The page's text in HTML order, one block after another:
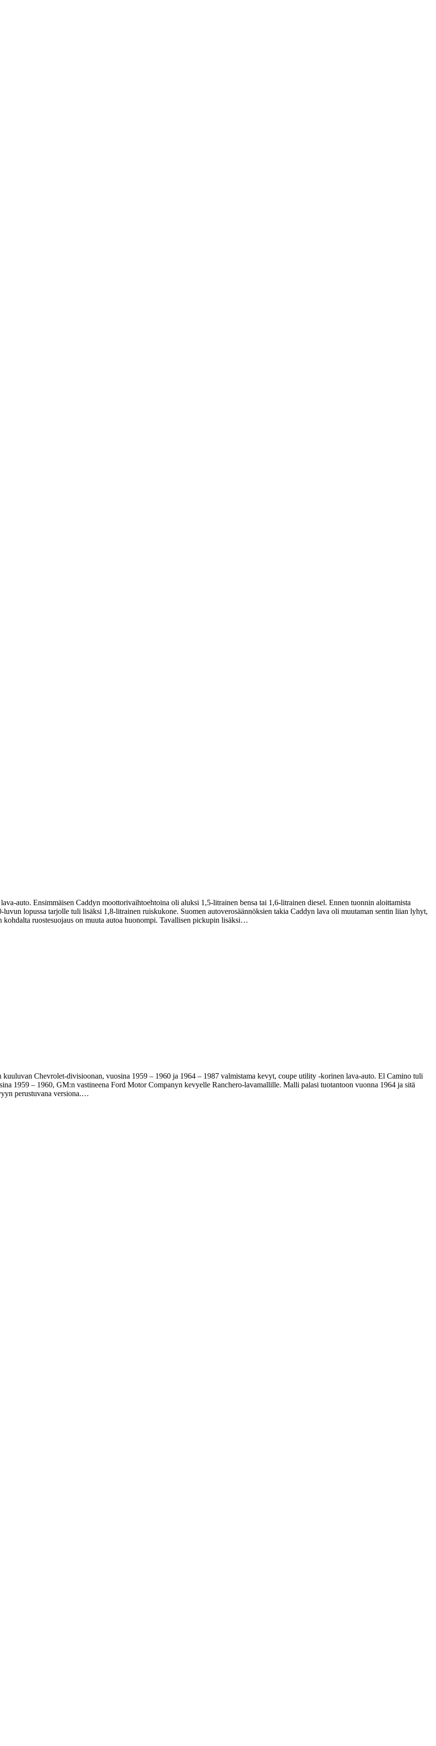
auto. Ensimmäisen Caddyn moottorivaihtoehtoina oli aluksi 1,5-litrainen bensa tai 1,6-litrainen diesel. Ennen tuonnin aloittamista
lopussa tarjolle tuli lisäksi 1,8-litrainen ruiskukone. Suomen autoverosäännöksien takia Caddyn lava oli muutaman sentin liian lyhyt,
kohdalta ruostesuojaus on muuta autoa huonompi. Tavallisen pickupin lisäksi…
Chevrolet-divisioonan, vuosina 1959 – 1960 ja 1964 – 1987 valmistama kevyt, coupe utility -korinen lava-auto. El Camino tuli
1959 – 1960, GM:n vastineena Ford Motor Companyn kevyelle Ranchero-lavamallille. Malli palasi tuotantoon vuonna 1964 ja sitä
perustuvana versiona.…